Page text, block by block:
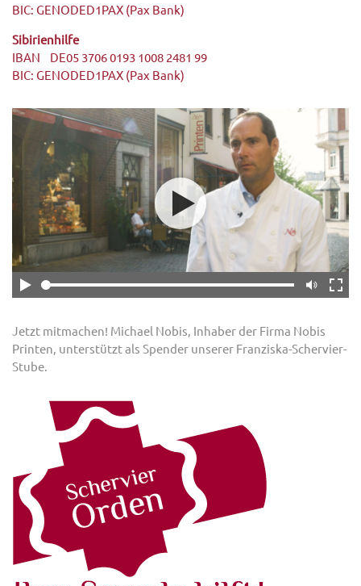
BIC: GENODED1PAX (Pax Bank)
Sibirienhilfe
IBAN DE05 3706 0193 1008 2481 99
BIC: GENODED1PAX (Pax Bank)
Jetzt mitmachen! Michael Nobis, Inhaber der Firma Nobis
Printen, unterstützt als Spender unserer Franziska-Schervier-
Stube.